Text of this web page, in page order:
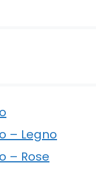
– Legno
– Rose